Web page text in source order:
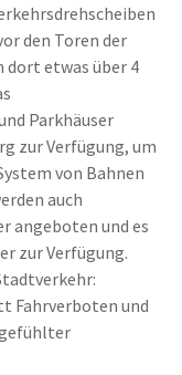
den Toren der
dort etwas über 4
Parkhäuser
zur Verfügung, um
von Bahnen
auch
angeboten und es
zur Verfügung.
Fahrverboten und